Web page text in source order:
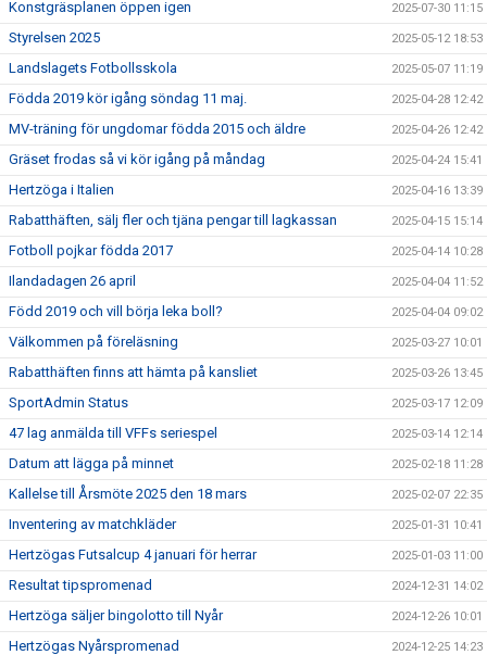
Konstgräsplanen öppen igen 2025-07-30 11:15
Styrelsen 2025 2025-05-12 18:53
Landslagets Fotbollsskola 2025-05-07 11:19
Födda 2019 kör igång söndag 11 maj. 2025-04-28 12:42
MV-träning för ungdomar födda 2015 och äldre 2025-04-26 12:42
Gräset frodas så vi kör igång på måndag 2025-04-24 15:41
Hertzöga i Italien 2025-04-16 13:39
Rabatthäften, sälj fler och tjäna pengar till lagkassan 2025-04-15 15:14
Fotboll pojkar födda 2017 2025-04-14 10:28
Ilandadagen 26 april 2025-04-04 11:52
Född 2019 och vill börja leka boll? 2025-04-04 09:02
Välkommen på föreläsning 2025-03-27 10:01
Rabatthäften finns att hämta på kansliet 2025-03-26 13:45
SportAdmin Status 2025-03-17 12:09
47 lag anmälda till VFFs seriespel 2025-03-14 12:14
Datum att lägga på minnet 2025-02-18 11:28
Kallelse till Årsmöte 2025 den 18 mars 2025-02-07 22:35
Inventering av matchkläder 2025-01-31 10:41
Hertzögas Futsalcup 4 januari för herrar 2025-01-03 11:00
Resultat tipspromenad 2024-12-31 14:02
Hertzöga säljer bingolotto till Nyår 2024-12-26 10:01
Hertzögas Nyårspromenad 2024-12-25 14:23